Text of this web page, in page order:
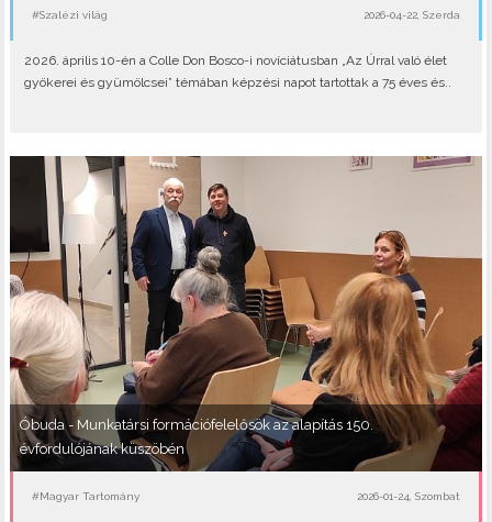
#Szalézi világ 2026-04-22, Szerda
2026. április 10-én a Colle Don Bosco-i novíciátusban „Az Úrral való élet
gyökerei és gyümölcsei” témában képzési napot tartottak a 75 éves és..
Óbuda - Munkatársi formációfelelősök az alapítás 150.
évfordulójának küszöbén
#Magyar Tartomány 2026-01-24, Szombat